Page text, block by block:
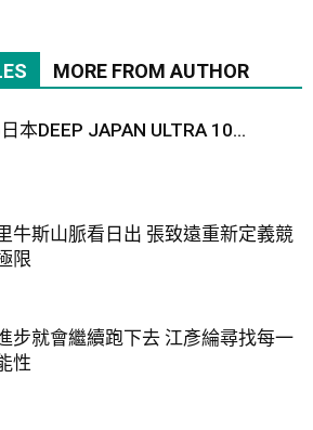
MORE FROM AUTHOR
本DEEP JAPAN ULTRA 10...
牛斯山脈看日出 張致遠重新定義競
限
步就會繼續跑下去 江彥綸尋找每一
性